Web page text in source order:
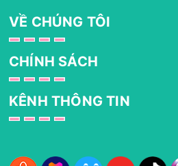
VỀ CHÚNG TÔI
CHÍNH SÁCH
KÊNH THÔNG TIN